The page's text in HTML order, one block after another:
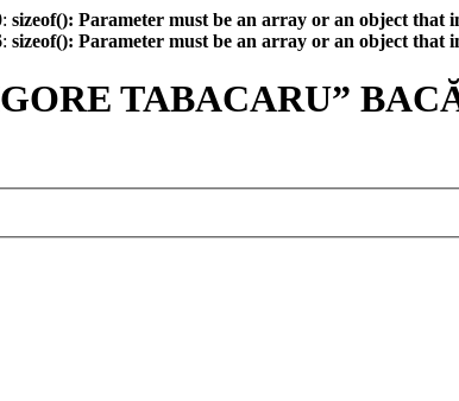
: sizeof(): Parameter must be an array or an object that
: sizeof(): Parameter must be an array or an object that
TABACARU”